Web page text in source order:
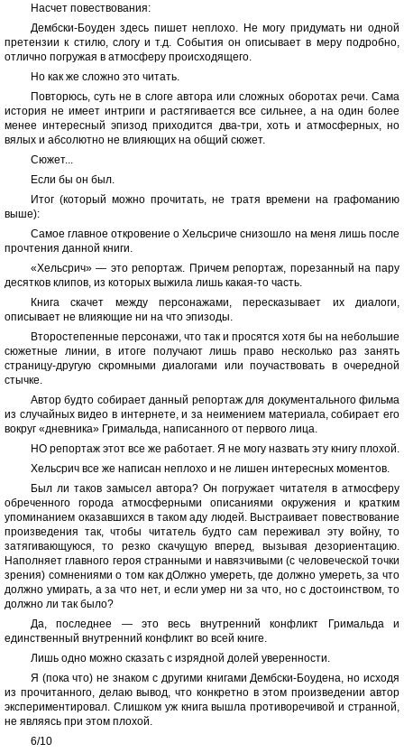
Насчет повествования:
Дембски-Боуден здесь пишет неплохо. Не могу придумать ни одной
претензии к стилю, слогу и т.д. События он описывает в меру подробно,
отлично погружая в атмосферу происходящего.
Но как же сложно это читать.
Повторюсь, суть не в слоге автора или сложных оборотах речи. Сама
история не имеет интриги и растягивается все сильнее, а на один более
менее интересный эпизод приходится два-три, хоть и атмосферных, но
вялых и абсолютно не влияющих на общий сюжет.
Сюжет...
Если бы он был.
Итог (который можно прочитать, не тратя времени на графоманию
выше):
Самое главное откровение о Хельсриче снизошло на меня лишь после
прочтения данной книги.
«Хельсрич» — это репортаж. Причем репортаж, порезанный на пару
десятков клипов, из которых выжила лишь какая-то часть.
Книга скачет между персонажами, пересказывает их диалоги,
описывает не влияющие ни на что эпизоды.
Второстепенные персонажи, что так и просятся хотя бы на небольшие
сюжетные линии, в итоге получают лишь право несколько раз занять
страницу-другую скромными диалогами или поучаствовать в очередной
стычке.
Автор будто собирает данный репортаж для документального фильма
из случайных видео в интернете, и за неимением материала, собирает его
вокруг «дневника» Гримальда, написанного от первого лица.
НО репортаж этот все же работает. Я не могу назвать эту книгу плохой.
Хельсрич все же написан неплохо и не лишен интересных моментов.
Был ли таков замысел автора? Он погружает читателя в атмосферу
обреченного города атмосферными описаниями окружения и кратким
упоминанием оказавшихся в таком аду людей. Выстраивает повествование
произведения так, чтобы читатель будто сам переживал эту войну, то
затягивающуюся, то резко скачущую вперед, вызывая дезориентацию.
Наполняет главного героя странными и навязчивыми (с человеческой точки
зрения) сомнениями о том как дОлжно умереть, где должно умереть, за что
должно умирать, а за что нет, и если умер ни за что, но с достоинством, то
должно ли так было?
Да, последнее — это весь внутренний конфликт Гримальда и
единственный внутренний конфликт во всей книге.
Лишь одно можно сказать с изрядной долей уверенности.
Я (пока что) не знаком с другими книгами Дембски-Боудена, но исходя
из прочитанного, делаю вывод, что конкретно в этом произведении автор
экспериментировал. Слишком уж книга вышла противоречивой и странной,
не являясь при этом плохой.
6/10